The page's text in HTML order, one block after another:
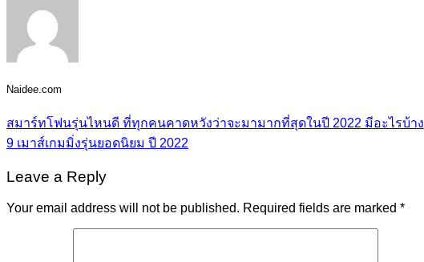
Naidee.com
สมาร์ทโฟนรุ่นไหนดี ที่ทุกคนคาดหวังว่าจะมามากที่สุดในปี 2022 มีอะไรบ้าง
9 เมาส์เกมมิ่งรุ่นยอดนิยม ปี 2022
Leave a Reply
Your email address will not be published. Required fields are marked *